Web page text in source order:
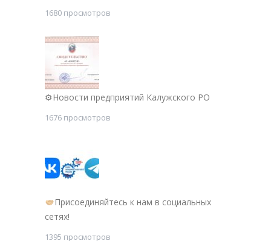
1680 просмотров
⚙Новости предприятий Калужского РО
1676 просмотров
Присоединяйтесь к нам в социальных
сетях!
1395 просмотров